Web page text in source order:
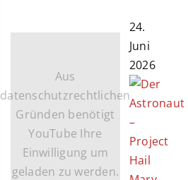
Aus
datenschutzrechtlichen
Gründen benötigt
YouTube Ihre
Einwilligung um
geladen zu werden.
24.
Juni
2026